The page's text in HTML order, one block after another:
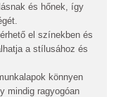
és hőnek, így
el színekben és
a stílusához és
könnyen
mindig ragyogóan